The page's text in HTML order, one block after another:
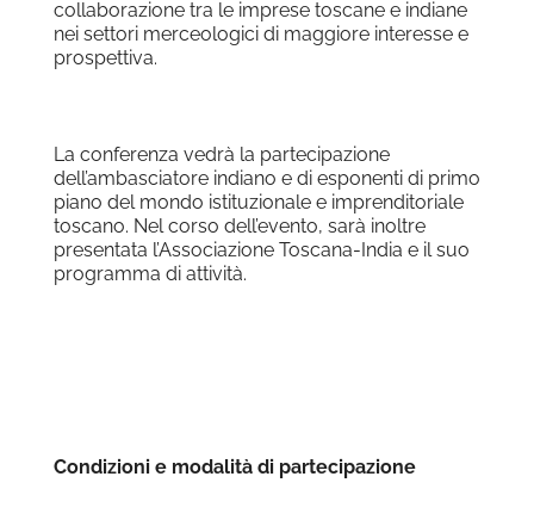
collaborazione tra le imprese toscane e indiane
nei settori merceologici di maggiore interesse e
prospettiva.
La conferenza vedrà la partecipazione
dell’ambasciatore indiano e di esponenti di primo
piano del mondo istituzionale e imprenditoriale
toscano. Nel corso dell’evento, sarà inoltre
presentata l’Associazione Toscana-India e il suo
programma di attività.
Condizioni e modalità di partecipazione